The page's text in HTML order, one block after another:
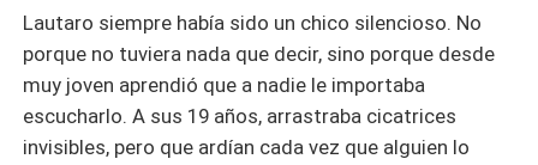
Lautaro siempre había sido un chico silencioso. No
porque no tuviera nada que decir, sino porque desde
muy joven aprendió que a nadie le importaba
escucharlo. A sus 19 años, arrastraba cicatrices
invisibles, pero que ardían cada vez que alguien lo